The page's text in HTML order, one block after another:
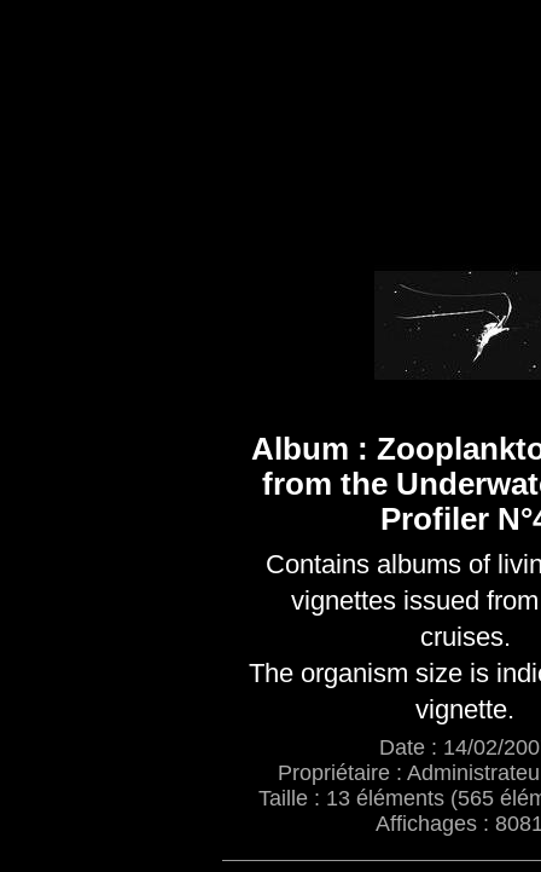
Album :
from the
Profiler
Contains albums of
vignettes issued
cruises.
The organism size is
vignette.
Date : 14/02/
Propriétaire :
Taille : 13 éléments (565
Affichages :